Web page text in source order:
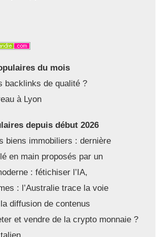
du mois
backlinks de qualité ?
à Lyon
depuis début 2026
biens immobiliers : dernière
en main proposés par un
: fétichiser l’IA,
: l’Australie trace la voie
diffusion de contenus
et vendre de la crypto monnaie ?